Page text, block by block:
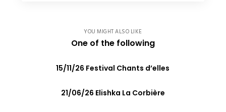
YOU MIGHT ALSO LIKE
One of the following
15/11/26 Festival Chants d’elles
21/06/26 Elishka La Corbière